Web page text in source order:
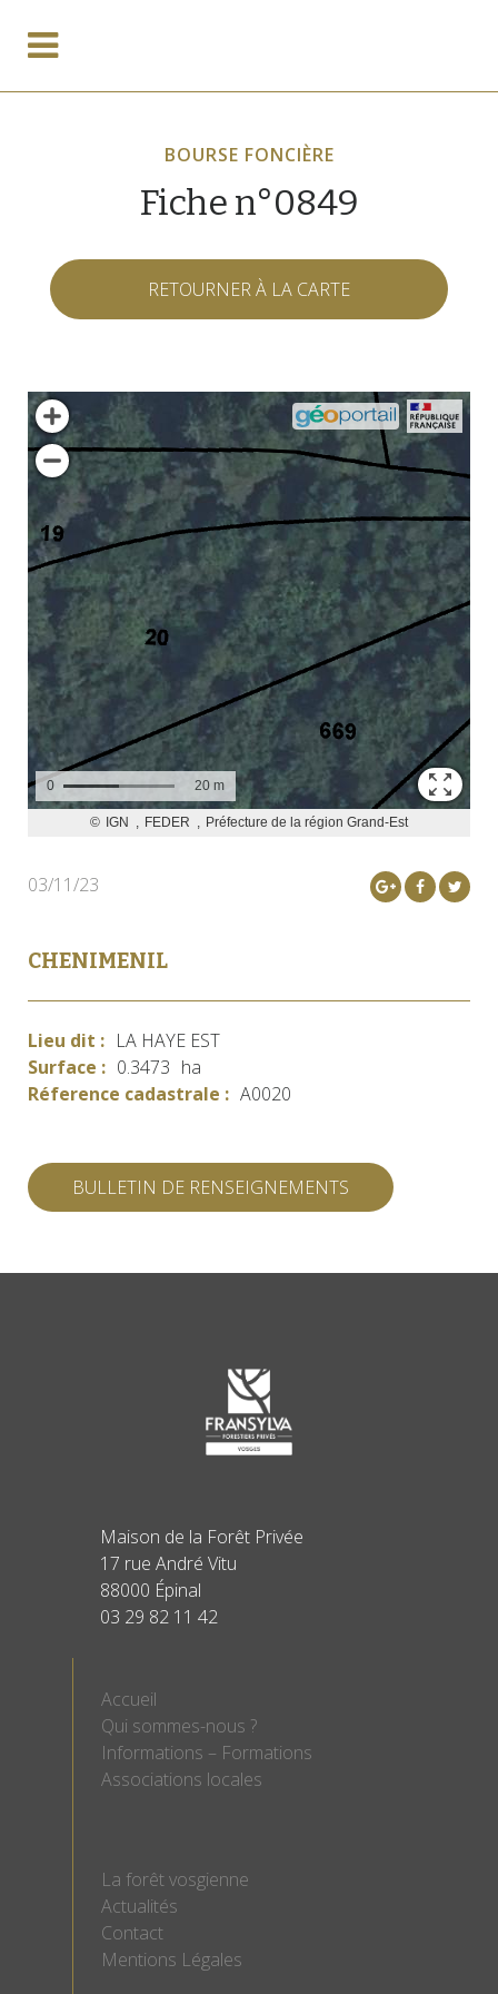
BOURSE FONCIÈRE
Fiche n°0849
RETOURNER À LA CARTE
03/11/23
CHENIMENIL
Lieu dit : LA HAYE EST
Surface : 0.3473 ha
Réference cadastrale : A0020
BULLETIN DE RENSEIGNEMENTS
Maison de la Forêt Privée
17 rue André Vitu
88000 Épinal
03 29 82 11 42
Accueil
Qui sommes-nous ?
Informations – Formations
Associations locales
La forêt vosgienne
Actualités
Contact
Mentions Légales